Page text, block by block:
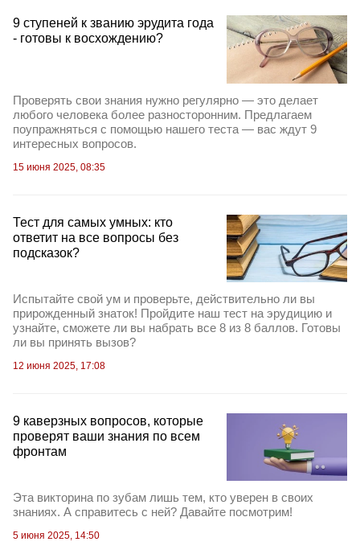
9 ступеней к званию эрудита года
- готовы к восхождению?
Проверять свои знания нужно регулярно — это делает
любого человека более разносторонним. Предлагаем
поупражняться с помощью нашего теста — вас ждут 9
интересных вопросов.
15 июня 2025, 08:35
Тест для самых умных: кто
ответит на все вопросы без
подсказок?
Испытайте свой ум и проверьте, действительно ли вы
прирожденный знаток! Пройдите наш тест на эрудицию и
узнайте, сможете ли вы набрать все 8 из 8 баллов. Готовы
ли вы принять вызов?
12 июня 2025, 17:08
9 каверзных вопросов, которые
проверят ваши знания по всем
фронтам
Эта викторина по зубам лишь тем, кто уверен в своих
знаниях. А справитесь с ней? Давайте посмотрим!
5 июня 2025, 14:50